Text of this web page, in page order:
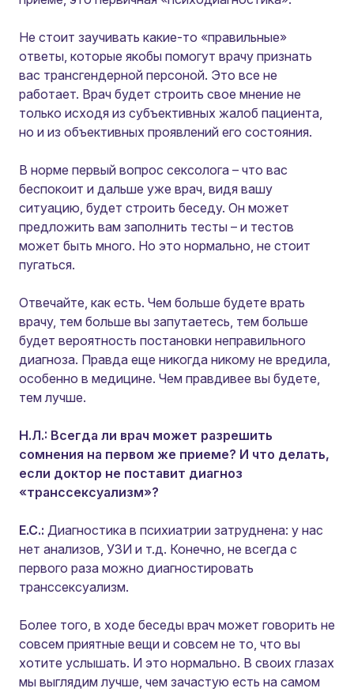
Не стоит заучивать какие-то «правильные»
ответы, которые якобы помогут врачу признать
вас трансгендерной персоной. Это все не
работает. Врач будет строить свое мнение не
только исходя из субъективных жалоб пациента,
но и из объективных проявлений его состояния.
В норме первый вопрос сексолога – что вас
беспокоит и дальше уже врач, видя вашу
ситуацию, будет строить беседу. Он может
предложить вам заполнить тесты – и тестов
может быть много. Но это нормально, не стоит
пугаться.
Отвечайте, как есть. Чем больше будете врать
врачу, тем больше вы запутаетесь, тем больше
будет вероятность постановки неправильного
диагноза. Правда еще никогда никому не вредила,
особенно в медицине. Чем правдивее вы будете,
тем лучше.
Н.Л.: Всегда ли врач может разрешить
сомнения на первом же приеме? И что делать,
если доктор не поставит диагноз
«транссексуализм»?
Е.С.: Диагностика в психиатрии затруднена: у нас
нет анализов, УЗИ и т.д. Конечно, не всегда с
первого раза можно диагностировать
транссексуализм.
Более того, в ходе беседы врач может говорить не
совсем приятные вещи и совсем не то, что вы
хотите услышать. И это нормально. В своих глазах
мы выглядим лучше, чем зачастую есть на самом